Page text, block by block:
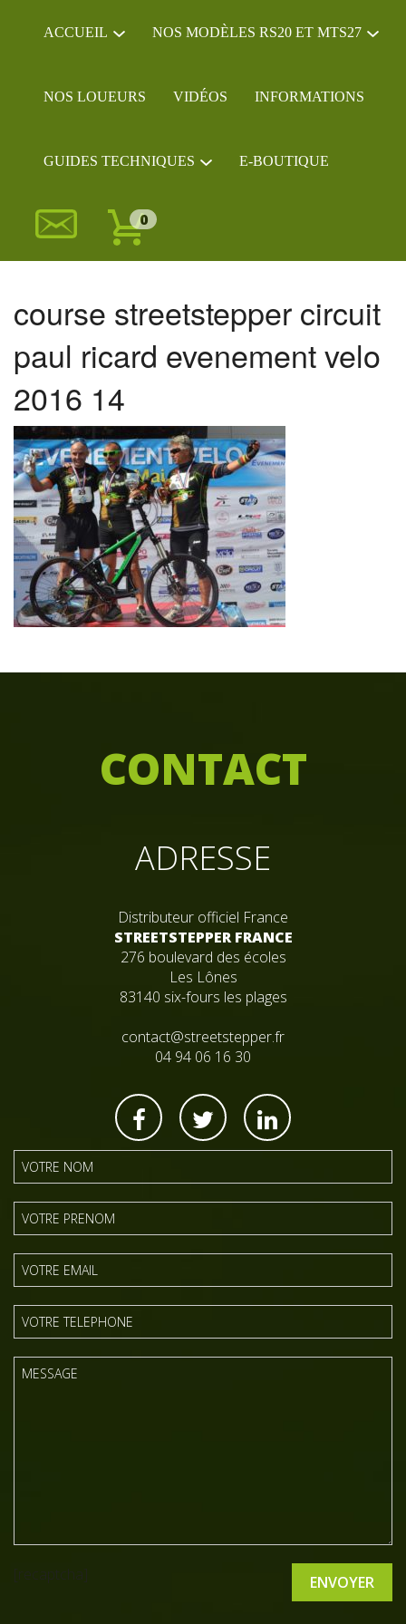
ACCUEIL NOS MODÈLES RS20 ET MTS27
NOS LOUEURS VIDÉOS INFORMATIONS
GUIDES TECHNIQUES E-BOUTIQUE
0
course streetstepper circuit
paul ricard evenement velo
2016 14
CONTACT
ADRESSE
Distributeur officiel France
STREETSTEPPER FRANCE
276 boulevard des écoles
Les Lônes
83140 six-fours les plages
contact@streetstepper.fr
04 94 06 16 30
[recaptcha]